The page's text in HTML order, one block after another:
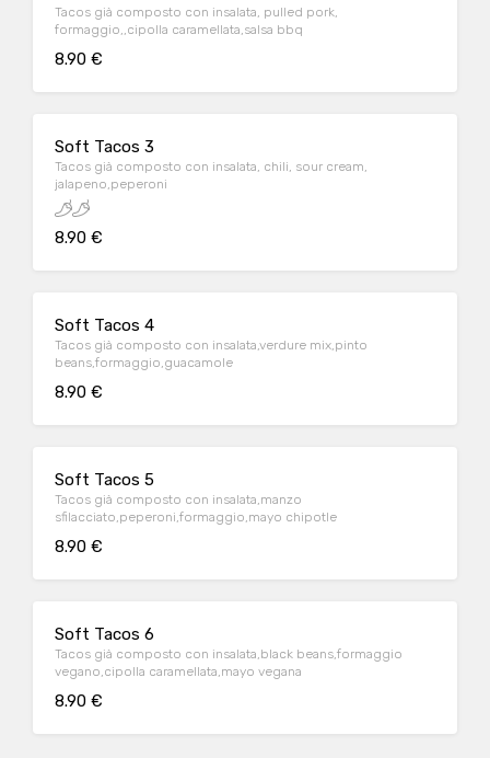
Tacos già composto con insalata, pulled pork,
formaggio,,cipolla caramellata,salsa bbq
8.90 €
Soft Tacos 3
Tacos già composto con insalata, chili, sour cream,
jalapeno,peperoni
8.90 €
Soft Tacos 4
Tacos già composto con insalata,verdure mix,pinto
beans,formaggio,guacamole
8.90 €
Soft Tacos 5
Tacos già composto con insalata,manzo
sfilacciato,peperoni,formaggio,mayo chipotle
8.90 €
Soft Tacos 6
Tacos già composto con insalata,black beans,formaggio
vegano,cipolla caramellata,mayo vegana
8.90 €